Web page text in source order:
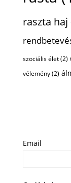
raszta haj
szociális élet(2)
vélemény(2)
Email